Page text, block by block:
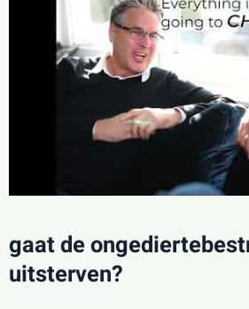
gaat de
uitsterven?